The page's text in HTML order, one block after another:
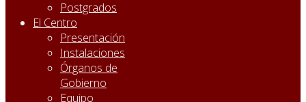
Postgrados
El Centro
Presentación
Instalaciones
Órganos de
Gobierno
Equipo